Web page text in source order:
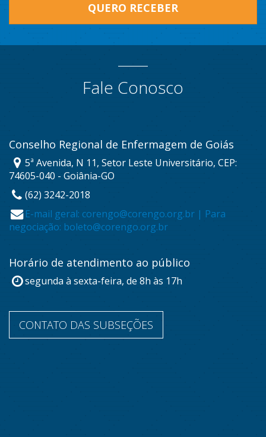
QUERO RECEBER
Fale Conosco
Conselho Regional de Enfermagem de Goiás
5ª Avenida, N 11, Setor Leste Universitário, CEP:
74605-040 - Goiânia-GO
(62) 3242-2018
E-mail geral: corengo@corengo.org.br | Para
negociação: boleto@corengo.org.br
Horário de atendimento ao público
segunda à sexta-feira, de 8h às 17h
CONTATO DAS SUBSEÇÕES